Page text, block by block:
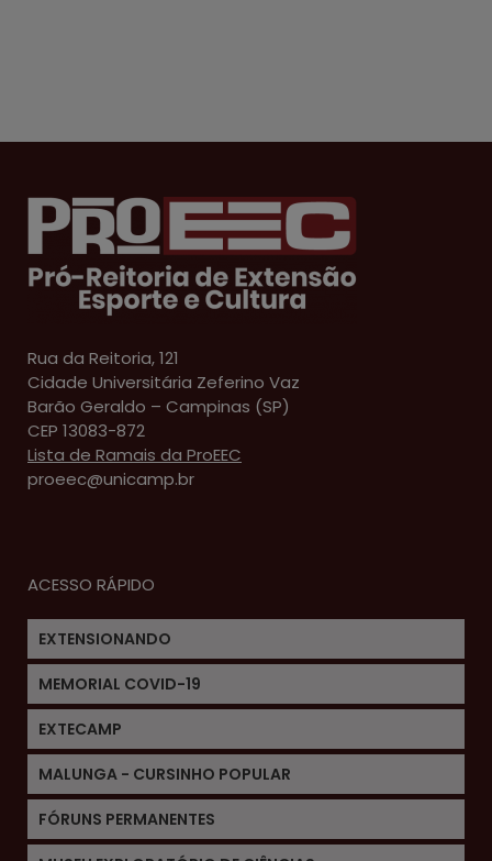
Rua da Reitoria, 121
Cidade Universitária Zeferino Vaz
Barão Geraldo – Campinas (SP)
CEP 13083-872
Lista de Ramais da ProEEC
proeec@unicamp.br
ACESSO RÁPIDO
EXTENSIONANDO
MEMORIAL COVID-19
EXTECAMP
MALUNGA - CURSINHO POPULAR
FÓRUNS PERMANENTES